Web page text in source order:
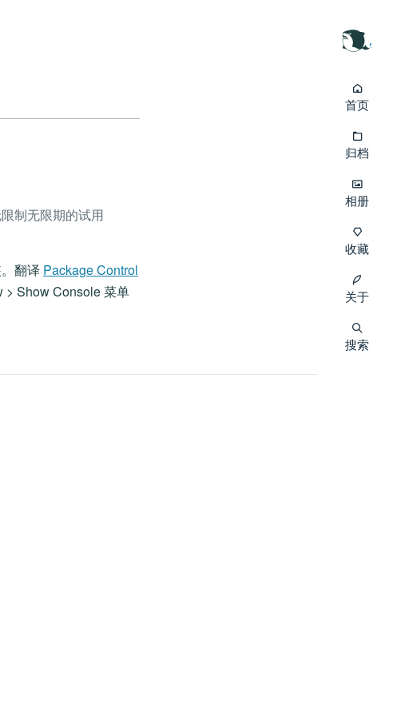
制无限期的试用
翻译 Package Control
> Show Console 菜单
首页
归档
相册
收藏
关于
搜索